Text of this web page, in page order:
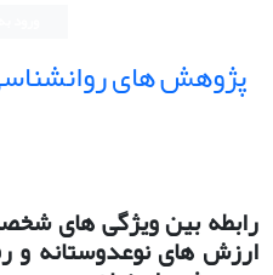
پژوهش های
رابطه بین ویژگی های
ارزش های نوعدوستانه و